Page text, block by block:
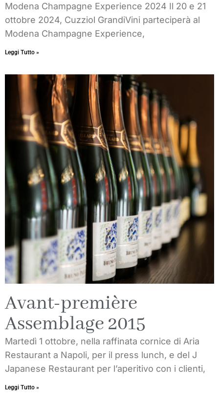
Modena Champagne Experience 2024 Il 20 e 21
ottobre 2024, Cuzziol GrandiVini parteciperà al
Modena Champagne Experience,
Leggi Tutto »
Avant-première
Assemblage 2015
Martedì 1 ottobre, nella raffinata cornice di Aria
Restaurant a Napoli, per il press lunch, e del J
Japanese Restaurant per l’aperitivo con i clienti,
Leggi Tutto »